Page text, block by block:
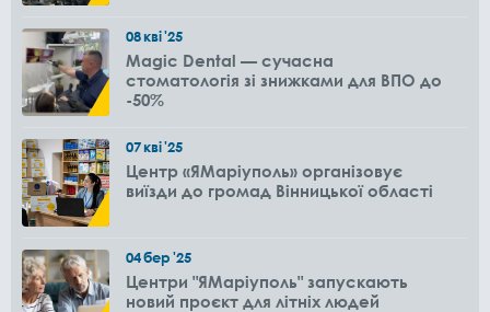
08кві'25
Magic Dental — сучасна
стоматологія зі знижками для ВПО до
-50%
07кві'25
Центр «ЯМаріуполь» організовує
виїзди до громад Вінницької області
04бер'25
Центри "ЯМаріуполь" запускають
новий проєкт для літніх людей